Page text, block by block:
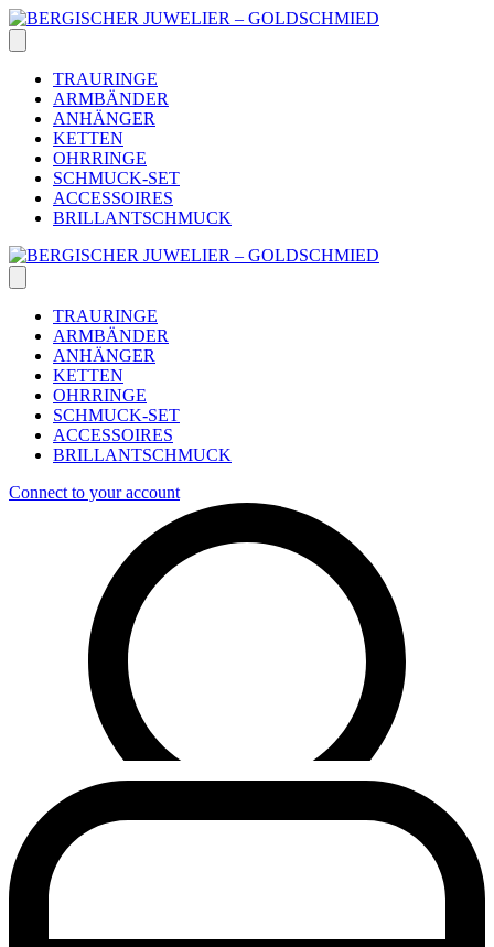
Skip
to
content
TRAURINGE
ARMBÄNDER
ANHÄNGER
KETTEN
OHRRINGE
SCHMUCK-SET
ACCESSOIRES
BRILLANTSCHMUCK
TRAURINGE
ARMBÄNDER
ANHÄNGER
KETTEN
OHRRINGE
SCHMUCK-SET
ACCESSOIRES
BRILLANTSCHMUCK
Connect to your account